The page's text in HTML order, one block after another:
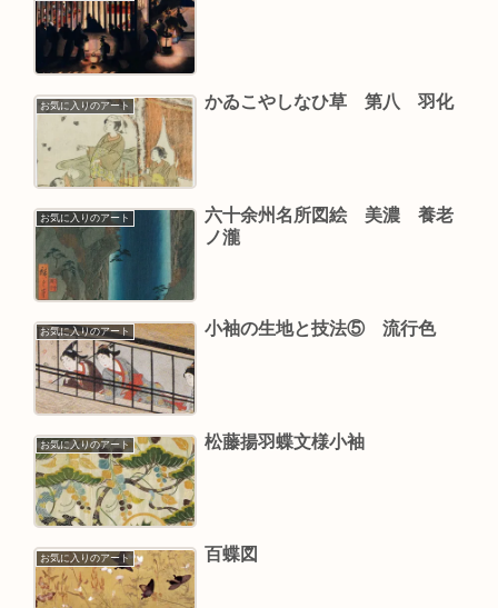
お気に入りのアート かゐこやしなひ草 第八 羽化
お気に入りのアート
六十余州名所図絵 美濃 養老
ノ瀧
お気に入りのアート 小袖の生地と技法⑤ 流行色
お気に入りのアート 松藤揚羽蝶文様小袖
お気に入りのアート 百蝶図